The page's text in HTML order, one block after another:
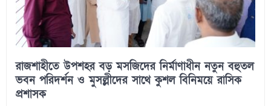
রাজশাহীতে উপশহর বড় মসজিদের নির্মাণাধীন নতুন বহুতল
ভবন পরিদর্শন ও মুসল্লীদের সাথে কুশল বিনিময়ে রাসিক
প্রশাসক